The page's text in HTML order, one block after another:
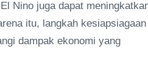
Nino juga dapat
itu, langkah kesiapsiagaan
dampak ekonomi yang